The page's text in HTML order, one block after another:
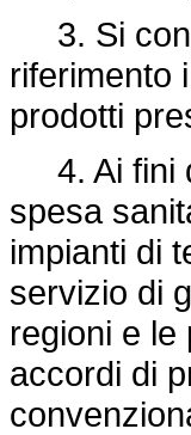
3. Si
riferimento
prodotti
4. Ai fini
spesa
impianti di
servizio di
regioni e le
accordi di